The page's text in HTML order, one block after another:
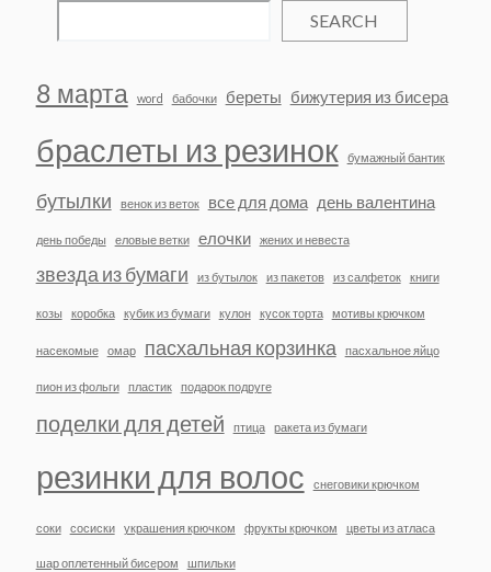
SEARCH
8 марта word бабочки береты бижутерия из бисера
браслеты из резинок бумажный бантик
бутылки венок из веток все для дома день валентина
день победы еловые ветки елочки жених и невеста
звезда из бумаги из бутылок из пакетов из салфеток книги
козы коробка кубик из бумаги кулон кусок торта мотивы крючком
насекомые омар пасхальная корзинка пасхальное яйцо
пион из фольги пластик подарок подруге
поделки для детей птица ракета из бумаги
резинки для волос снеговики крючком
соки сосиски украшения крючком фрукты крючком цветы из атласа
шар оплетенный бисером шпильки